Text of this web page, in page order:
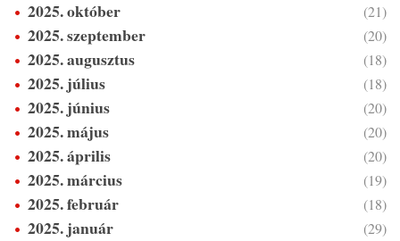
2025. október (21)
2025. szeptember (20)
2025. augusztus (18)
2025. július (18)
2025. június (20)
2025. május (20)
2025. április (20)
2025. március (19)
2025. február (18)
2025. január (29)